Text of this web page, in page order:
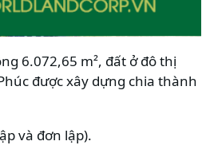
6.072,65 m², đất ở đô thị
được xây dựng chia thành
và đơn lập).